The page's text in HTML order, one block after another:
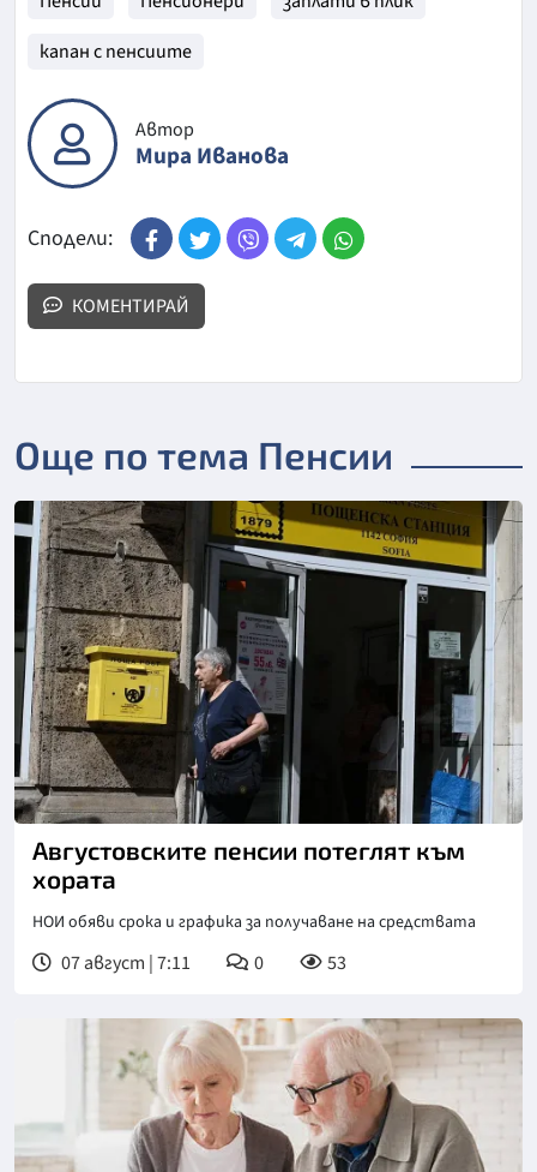
капан с пенсиите
Автор
Мира Иванова
Сподели:
КОМЕНТИРАЙ
Още по тема Пенсии
Снимка: БТА
Августовските пенсии потеглят към
хората
НОИ обяви срока и графика за получаване на средствата
07 август | 7:11 0 53